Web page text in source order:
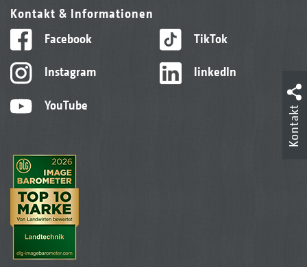
Kontakt & Informationen
Facebook
Instagram
YouTube
TikTok
linkedIn
Kontakt